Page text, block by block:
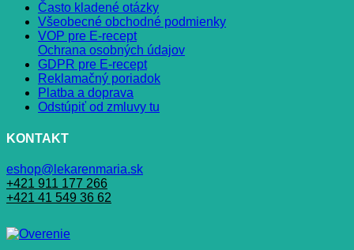
Často kladené otázky
Všeobecné obchodné podmienky
VOP pre E-recept
Ochrana osobných údajov
GDPR pre E-recept
Reklamačný poriadok
Platba a doprava
Odstúpiť od zmluvy tu
KONTAKT
eshop@lekarenmaria.sk
+421 911 177 266
+421 41 549 36 62